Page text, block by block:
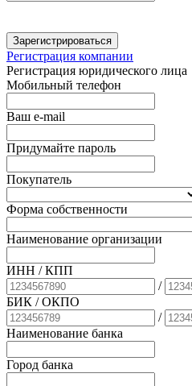
Зарегистрироваться
Регистрация компании
Регистрация юридического лица
Мобильный телефон
Ваш e-mail
Придумайте пароль
Покупатель
Форма собственности
Наименование организации
ИНН / КПП
/
БИК / ОКПО
/
Наименование банка
Город банка